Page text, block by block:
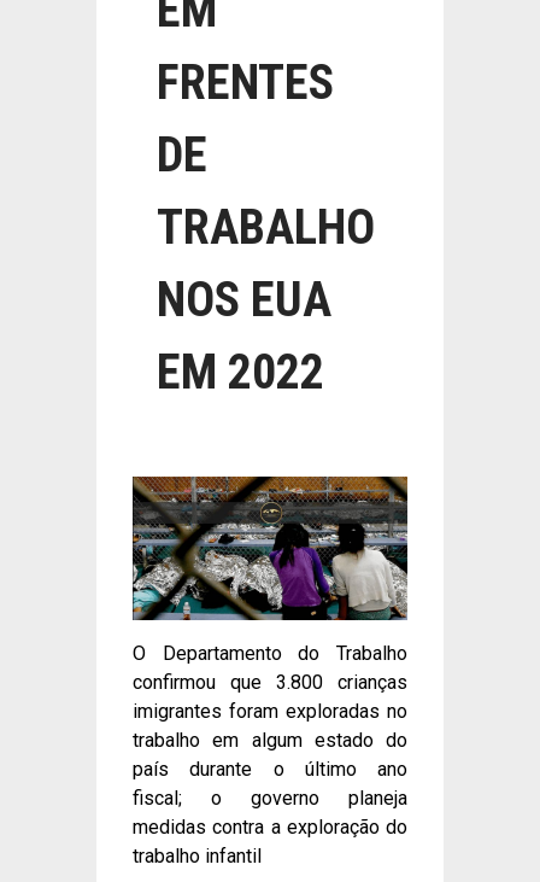
FRENTES
DE
TRABALHO
NOS EUA
EM 2022
O Departamento do Trabalho
confirmou que 3.800 crianças
imigrantes foram exploradas no
trabalho em algum estado do
país durante o último ano
fiscal; o governo planeja
medidas contra a exploração do
trabalho infantil